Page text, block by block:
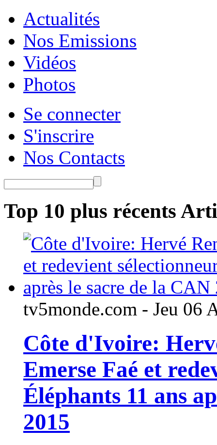
Actualités
Nos Emissions
Vidéos
Photos
Se connecter
S'inscrire
Nos Contacts
Top 10 plus récents
tv5monde.com - Jeu 06
Côte d'Ivoire:
Emerse Faé et
Éléphants 11 ans
2015